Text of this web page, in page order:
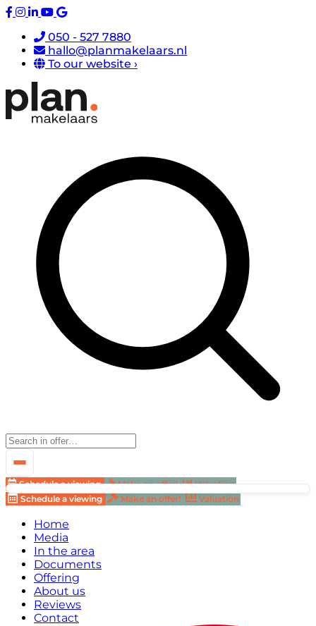
050 - 527 7880
hallo@planmakelaars.nl
To our website ›
Schedule a viewing Make an offer!
Valuation
Schedule a viewing
Make an offer! Valuation
Home
Media
In the area
Documents
Offering
About us
Reviews
Contact